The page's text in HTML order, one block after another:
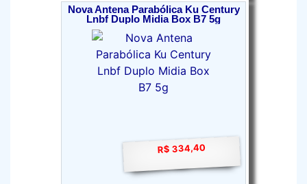
Nova Antena Parabólica Ku Century
Lnbf Duplo Midia Box B7 5g
R$ 334,40